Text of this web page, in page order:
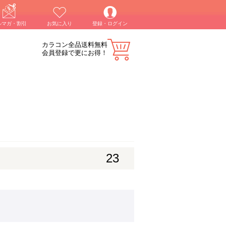
マガ・割引 お気に入り 登録・ログイン
カラコン全品送料無料
会員登録で更にお得！
23